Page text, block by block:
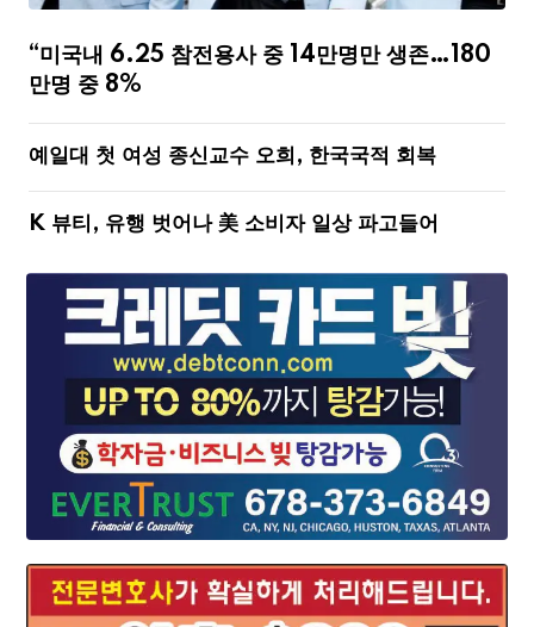
“미국내 6.25 참전용사 중 14만명만 생존…180
만명 중 8%
예일대 첫 여성 종신교수 오희, 한국국적 회복
K 뷰티, 유행 벗어나 美 소비자 일상 파고들어